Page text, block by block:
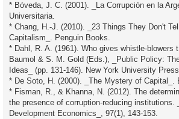
* Bóveda, J. C. (2001). _La Corrupción en la
Universitaria.
* Chang, H.-J. (2010). _23 Things They Don't
Capitalism_. Penguin Books.
* Dahl, R. A. (1961). Who gives whistle-blowers
Baumol & S. M. Gold (Eds.), _Public Policy:
Ideas_ (pp. 131-146). New York University
* De Soto, H. (2000). _The Mystery of Capital_.
* Fisman, R., & Khanna, N. (2012). The
the presence of corruption-reducing institutions.
Development Economics_, 97(1), 143-153.